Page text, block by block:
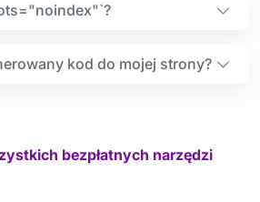
kod do mojej strony?
bezpłatnych narzędzi